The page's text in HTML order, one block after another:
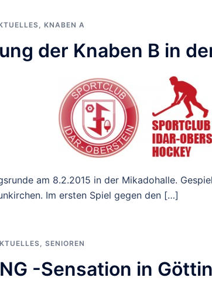
, KNABEN A
der Knaben B in
am 8.2.2015 in der Mikadohalle.
Im ersten Spiel gegen den […]
, SENIOREN
-Sensation in